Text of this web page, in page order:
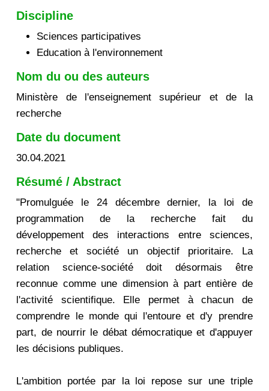
Discipline
Sciences participatives
Education à l'environnement
Nom du ou des auteurs
Ministère de l'enseignement supérieur et de la
recherche
Date du document
30.04.2021
Résumé / Abstract
"Promulguée le 24 décembre dernier, la loi de
programmation de la recherche fait du
développement des interactions entre sciences,
recherche et société un objectif prioritaire. La
relation science-société doit désormais être
reconnue comme une dimension à part entière de
l'activité scientifique. Elle permet à chacun de
comprendre le monde qui l'entoure et d'y prendre
part, de nourrir le débat démocratique et d'appuyer
les décisions publiques.
L'ambition portée par la loi repose sur une triple